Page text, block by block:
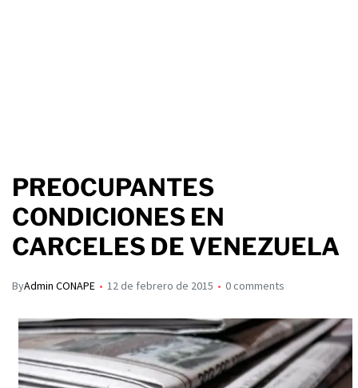
PREOCUPANTES
CONDICIONES EN
CARCELES DE VENEZUELA
ByAdmin CONAPE 12 de febrero de 2015 0 comments